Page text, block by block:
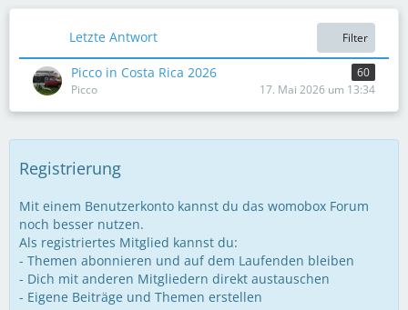
Letzte Antwort Filter
Picco in Costa Rica 2026
60
Picco
17. Mai 2026 um 13:34
Registrierung
Mit einem Benutzerkonto kannst du das womobox Forum
noch besser nutzen.
Als registriertes Mitglied kannst du:
- Themen abonnieren und auf dem Laufenden bleiben
- Dich mit anderen Mitgliedern direkt austauschen
- Eigene Beiträge und Themen erstellen